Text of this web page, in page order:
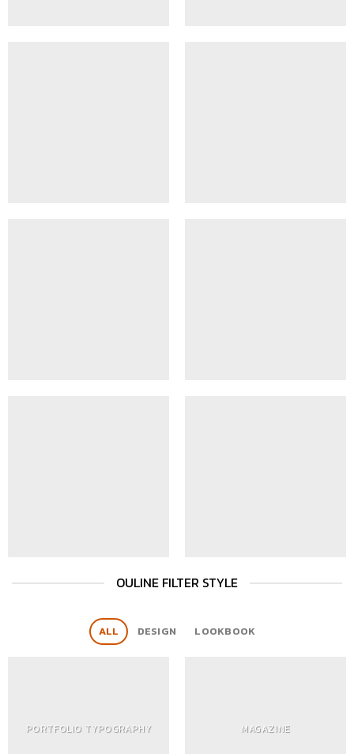
OULINE FILTER STYLE
ALL DESIGN LOOKBOOK
PORTFOLIO TYPOGRAPHY MAGAZINE